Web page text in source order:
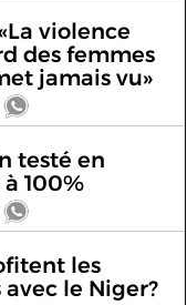
violence
des femmes
jamais vu»
testé en
100%
les
le Niger?